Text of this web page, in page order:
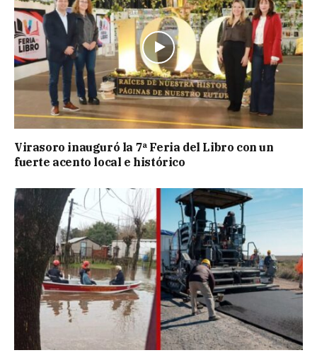
Virasoro inauguró la 7ª Feria del Libro con un
fuerte acento local e histórico